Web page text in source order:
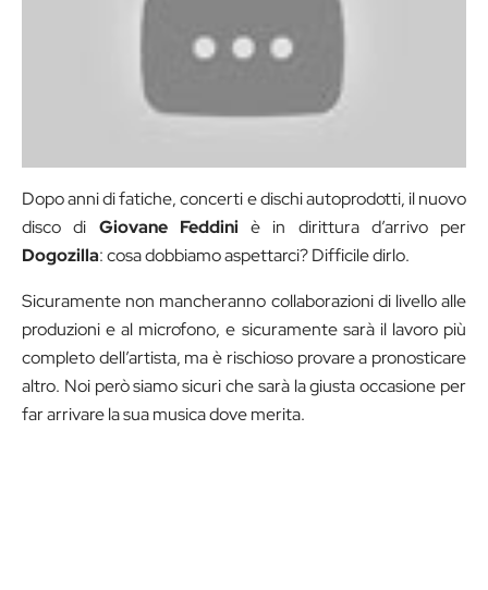
Dopo anni di fatiche, concerti e dischi autoprodotti, il nuovo
disco di Giovane Feddiniè in dirittura d’arrivo per
Dogozilla: cosa dobbiamo aspettarci? Difficile dirlo.
Sicuramente non mancheranno collaborazioni di livello alle
produzioni e al microfono, e sicuramente sarà il lavoro più
completo dell’artista, ma è rischioso provare a pronosticare
altro. Noi però siamo sicuri che sarà la giusta occasione per
far arrivare la sua musica dove merita.